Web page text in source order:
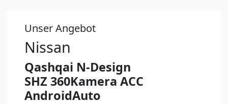
Unser Angebot
Nissan
Qashqai N-Design
SHZ 360Kamera ACC
AndroidAuto